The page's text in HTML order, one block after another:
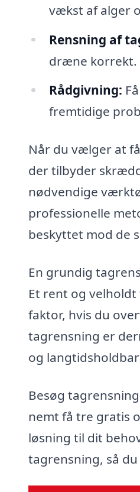
vækst af alger
Rensning af
dræne korrekt.
Rådgivning:
fremtidige
Når du vælger at
der tilbyder
nødvendige
professionelle
beskyttet mod de
En grundig
Et rent og
faktor, hvis du
tagrensning er
og
Besøg
nemt få tre gratis
løsning til dit
tagrensning, så